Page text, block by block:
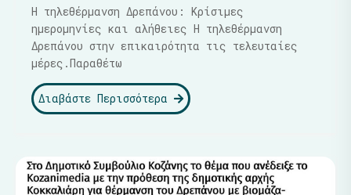
Η τηλεθέρμανση Δρεπάνου: Κρίσιμες
ημερομηνίες και αλήθειες Η τηλεθέρμανση
Δρεπάνου στην επικαιρότητα τις τελευταίες
μέρες.Παραθέτω
Διαβάστε Περισσότερα